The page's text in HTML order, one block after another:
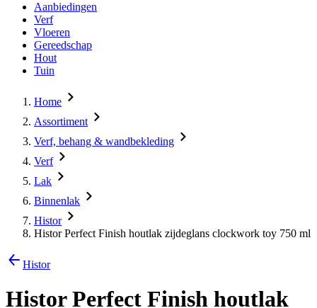
Aanbiedingen
Verf
Vloeren
Gereedschap
Hout
Tuin
Home
Assortiment
Verf, behang & wandbekleding
Verf
Lak
Binnenlak
Histor
Histor Perfect Finish houtlak zijdeglans clockwork toy 750 ml
Histor
Histor Perfect Finish houtlak